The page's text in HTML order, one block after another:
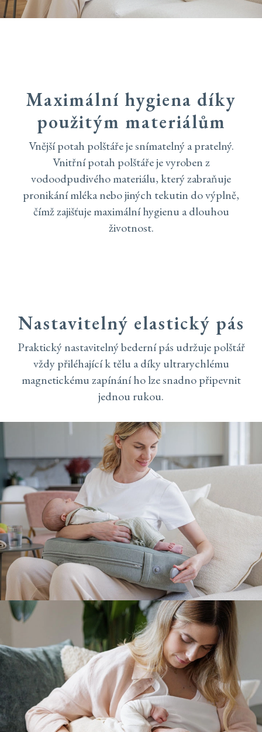
Maximální hygiena díky
použitým materiálům
Vnější potah polštáře je snímatelný a pratelný.
Vnitřní potah polštáře je vyroben z
vodoodpudivého materiálu, který zabraňuje
pronikání mléka nebo jiných tekutin do výplně,
čímž zajišťuje maximální hygienu a dlouhou
životnost.
Nastavitelný elastický pás
Praktický nastavitelný bederní pás udržuje polštář
vždy přiléhající k tělu a díky ultrarychlému
magnetickému zapínání ho lze snadno připevnit
jednou rukou.